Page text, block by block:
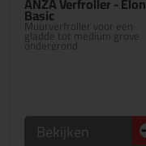
Basic
Muurverfroller voor een
gladde tot medium grove
ondergrond
Bekijken